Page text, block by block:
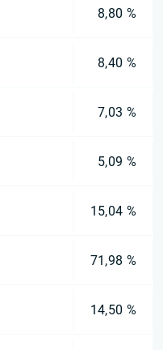
8,80 %
8,40 %
7,03 %
5,09 %
15,04 %
71,98 %
14,50 %